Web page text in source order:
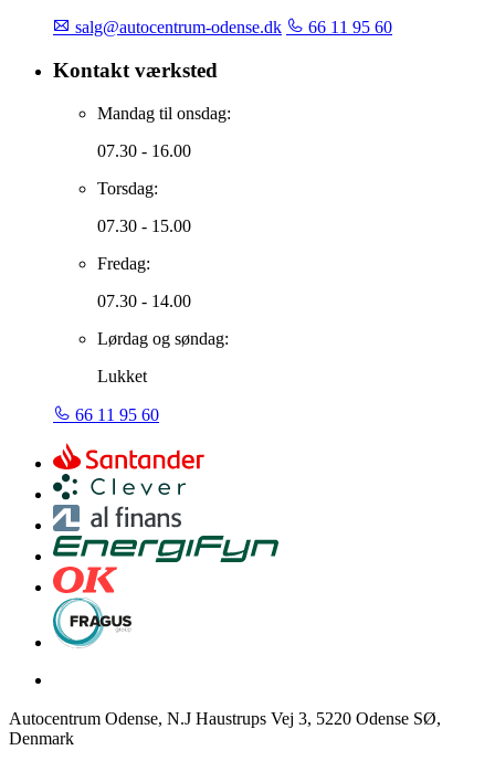
salg@autocentrum-odense.dk 66 11 95 60
Kontakt værksted
Mandag til onsdag:
07.30 - 16.00
Torsdag:
07.30 - 15.00
Fredag:
07.30 - 14.00
Lørdag og søndag:
Lukket
66 11 95 60
Autocentrum Odense, N.J Haustrups Vej 3, 5220 Odense SØ,
Denmark